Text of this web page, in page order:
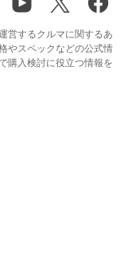
営するクルマに関するあ
やスペックなどの公式情
購入検討に役立つ情報を